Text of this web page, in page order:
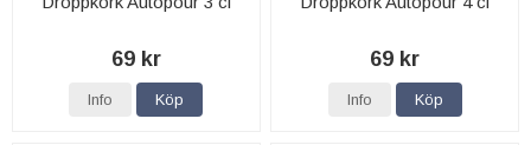
69 kr
Info Köp
69 kr
Info Köp